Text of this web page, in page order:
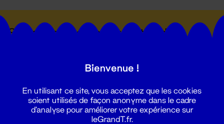
Suivez toutes les actualités du
Bienvenue !
En utilisant ce site, vous acceptez que les cookies
soient utilisés de façon anonyme dans le cadre
d'analyse pour améliorer votre expérience sur
leGrandT.fr.